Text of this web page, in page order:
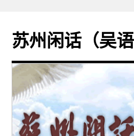
苏州闲话（吴